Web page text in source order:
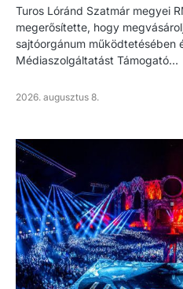
Turos Lóránd Szatmár megyei
megerősítette, hogy
sajtóorgánum működtetésében
Médiaszolgáltatást Támogató…
2026. augusztus 8.